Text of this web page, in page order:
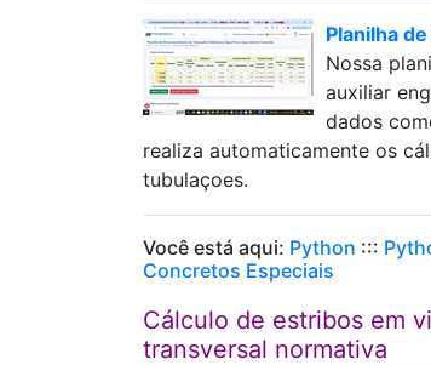
Planilha
Nossa
auxiliar
dados
realiza automaticamente os
tubulaçoes.
Você está aqui: Python :::
Concretos Especiais
Cálculo de estribos em
transversal normativa